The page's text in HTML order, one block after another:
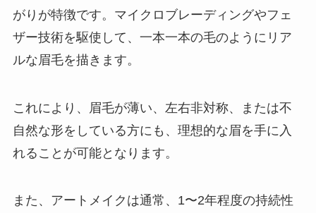
がりが特徴です。マイクロブレーディングやフェ
ザー技術を駆使して、一本一本の毛のようにリア
ルな眉毛を描きます。
これにより、眉毛が薄い、左右非対称、または不
自然な形をしている方にも、理想的な眉を手に入
れることが可能となります。
また、アートメイクは通常、1〜2年程度の持続性